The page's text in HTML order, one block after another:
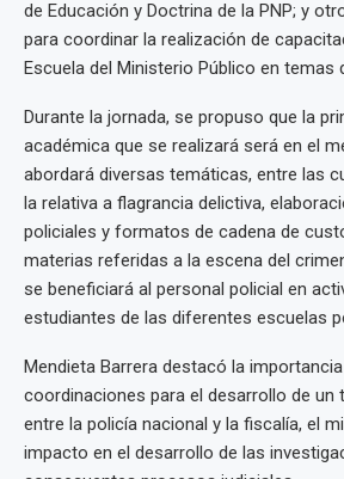
de Educación y Doctrina de la PNP; y
para coordinar la realización de
Escuela del Ministerio Público en temas
Durante la jornada, se propuso que la
académica que se realizará será en el
abordará diversas temáticas, entre las
la relativa a flagrancia delictiva,
policiales y formatos de cadena de
materias referidas a la escena del
se beneficiará al personal policial en
estudiantes de las diferentes escuelas
Mendieta Barrera destacó la
coordinaciones para el desarrollo de un
entre la policía nacional y la fiscalía, el
impacto en el desarrollo de las